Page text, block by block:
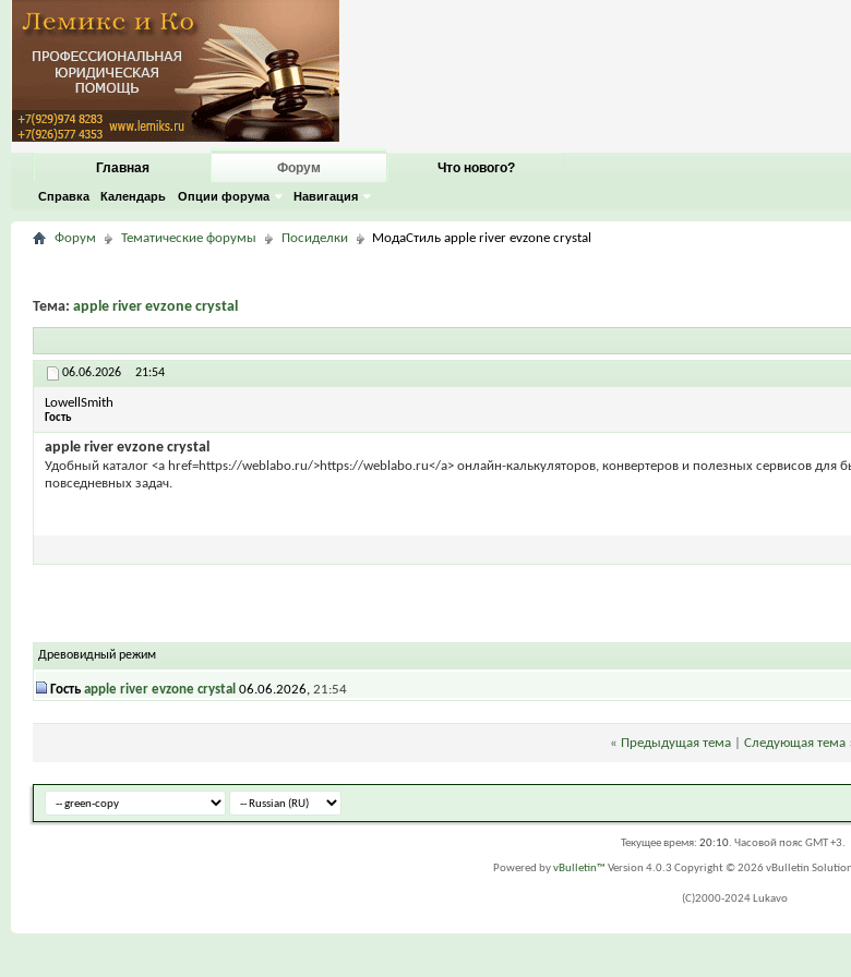
Главная Форум
Справка Календарь Опции форума Навигация
Что нового?
Форум Тематические форумы Посиделки МодаСтиль apple river evzone crystal
Тема: apple river evzone crystal
06.06.2026 21:54
LowellSmith
Гость
apple river evzone crystal
Удобный каталог <a href=https://weblabo.ru/>https://weblabo.ru</a> онлайн-калькуляторов, конвертеров и полезных сервисов для
повседневных задач.
Древовидный режим
Гость apple river evzone crystal 06.06.2026, 21:54
« Предыдущая тема Следующая тема
Текущее время: 20:10. Часовой пояс GMT +3.
Powered byvBulletin™ Version 4.0.3 Copyright © 2026 vBulletin
(C)2000-2024 Lukavo